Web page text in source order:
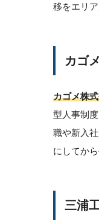
移をエリ
カゴ
カゴメ株
型人事制
職や新入
にしてか
三浦